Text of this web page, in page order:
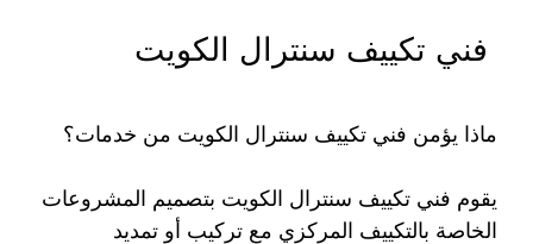
فني تكييف سنترال الكويت
ماذا يؤمن فني تكييف سنترال الكويت من خدمات؟
يقوم فني تكييف سنترال الكويت بتصميم المشروعات
الخاصة بالتكييف المركزي مع تركيب أو تمديد